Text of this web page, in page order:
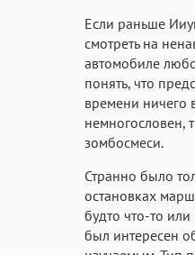
Если раньше
смотреть на
автомобиле
понять, что
времени ничего
немногословен,
зомбосмеси.
Странно было
остановках
будто что-то
был интересен